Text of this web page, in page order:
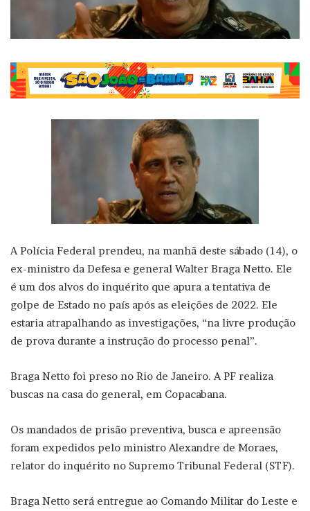
A Polícia Federal prendeu, na manhã deste sábado (14), o
ex-ministro da Defesa e general Walter Braga Netto. Ele
é um dos alvos do inquérito que apura a tentativa de
golpe de Estado no país após as eleições de 2022. Ele
estaria atrapalhando as investigações, “na livre produção
de prova durante a instrução do processo penal”.
Braga Netto foi preso no Rio de Janeiro. A PF realiza
buscas na casa do general, em Copacabana.
Os mandados de prisão preventiva, busca e apreensão
foram expedidos pelo ministro Alexandre de Moraes,
relator do inquérito no Supremo Tribunal Federal (STF).
Braga Netto será entregue ao Comando Militar do Leste e